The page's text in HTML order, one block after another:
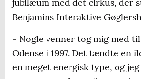
jubilæum med det cirkus, der
Benjamins Interaktive
- Nogle venner tog mig med
Odense i 1997. Det tændte en
en meget energisk type, og